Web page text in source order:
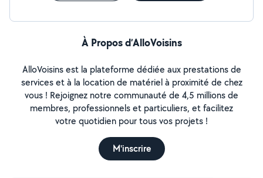
À Propos d’AlloVoisins
AlloVoisins est la plateforme dédiée aux prestations de
services et à la location de matériel à proximité de chez
vous ! Rejoignez notre communauté de 4,5 millions de
membres, professionnels et particuliers, et facilitez
votre quotidien pour tous vos projets !
M'inscrire